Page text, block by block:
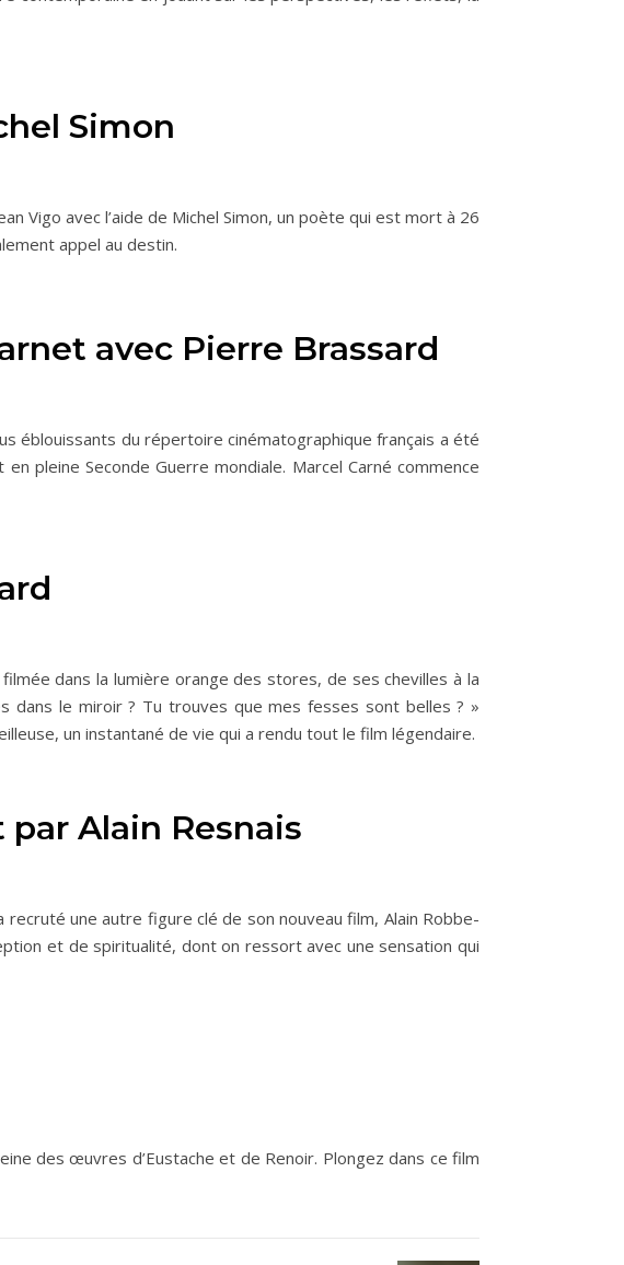
Simon
Vigo avec l’aide de Michel Simon, un poète qui est mort à 26
appel au destin.
avec Pierre Brassard
éblouissants du répertoire cinématographique français a été
pleine Seconde Guerre mondiale. Marcel Carné commence
dans la lumière orange des stores, de ses chevilles à la
dans le miroir ? Tu trouves que mes fesses sont belles ? »
un instantané de vie qui a rendu tout le film légendaire.
par Alain Resnais
une autre figure clé de son nouveau film, Alain Robbe-
et de spiritualité, dont on ressort avec une sensation qui
des œuvres d’Eustache et de Renoir. Plongez dans ce film